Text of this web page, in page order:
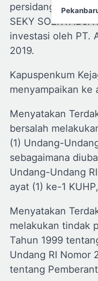
persidangan
SEKY
investasi oleh PT.
2019.
Kapuspenkum
menyampaikan ke
Menyatakan
bersalah
(1) Undang-
sebagaimana
Undang-Undang
ayat (1) ke-1
Menyatakan
melakukan tindak
Tahun 1999
Undang RI Nomor
tentang